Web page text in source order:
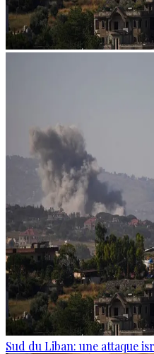
Sud du Liban: une attaque